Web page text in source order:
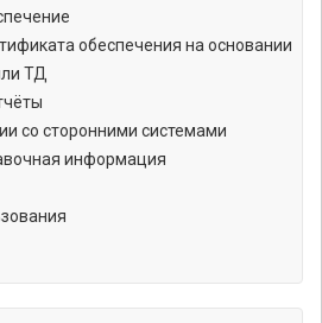
обеспечения на основании
ТД
со сторонними системами
информация